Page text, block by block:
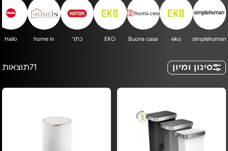
simplehuman
eko
Buona casa
EKO כתר home in
Hailo
סינון ומיון 71תוצאות